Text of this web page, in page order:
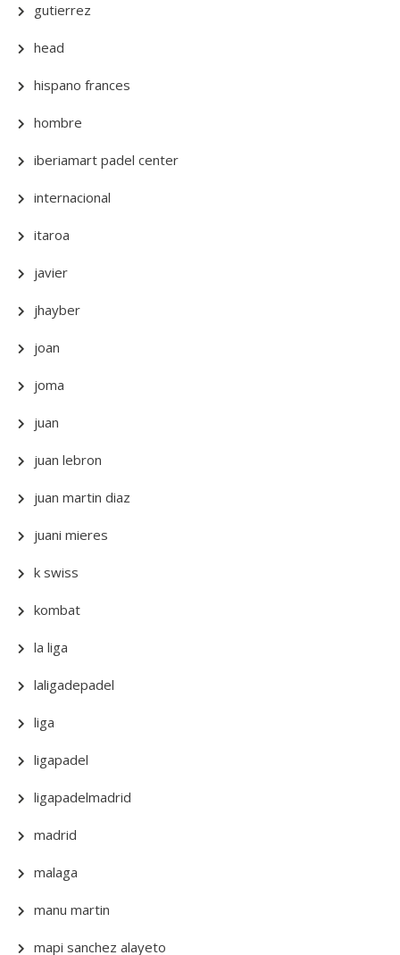
gutierrez
head
hispano frances
hombre
iberiamart padel center
internacional
itaroa
javier
jhayber
joan
joma
juan
juan lebron
juan martin diaz
juani mieres
k swiss
kombat
la liga
laligadepadel
liga
ligapadel
ligapadelmadrid
madrid
malaga
manu martin
mapi sanchez alayeto